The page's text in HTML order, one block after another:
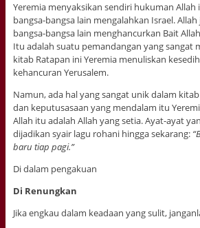
Yeremia menyaksikan sendiri hukuman
bangsa-bangsa lain mengalahkan Israel.
bangsa-bangsa lain menghancurkan Bait
Itu adalah suatu pemandangan yang sangat
kitab Ratapan ini Yeremia menuliskan
kehancuran Yerusalem.
Namun, ada hal yang sangat unik dalam
dan keputusasaan yang mendalam itu
Allah itu adalah Allah yang setia. Ayat-ayat
dijadikan syair lagu rohani hingga sekarang:
baru tiap pagi.”
Di dalam pengakuan
Di Renungkan
Jika engkau dalam keadaan yang sulit,